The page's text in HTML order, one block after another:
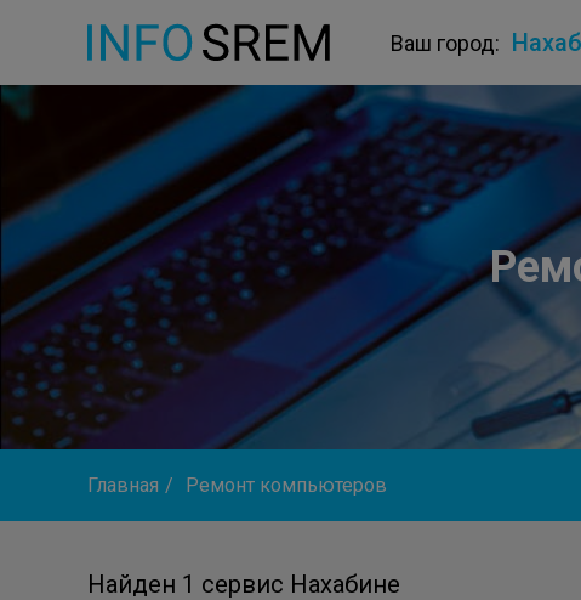
Ваш город:
Главная / Ремонт компьютеров
Найден 1 сервис Нахабине